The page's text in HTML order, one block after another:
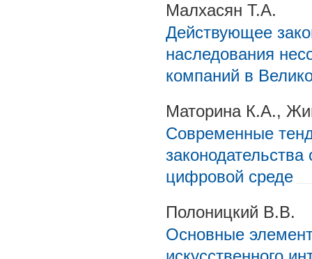
Малхасян Т.А.
Действующее
наследования
компаний в
Маторина К.А.,
Современные
цифровой среде
Полоницкий В.В.
Основные